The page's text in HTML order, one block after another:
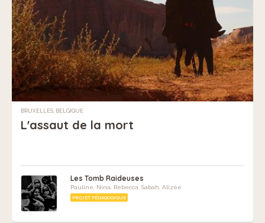
BRUXELLES, BELGIQUE
L'assaut de la mort
Les Tomb Raideuses
Pauline, Nina, Rebecca, Sabah, Alizée
PROJET PÉDAGOGIQUE